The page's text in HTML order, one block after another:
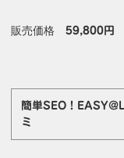
販売価格59,800円
簡単SEO！
ミ